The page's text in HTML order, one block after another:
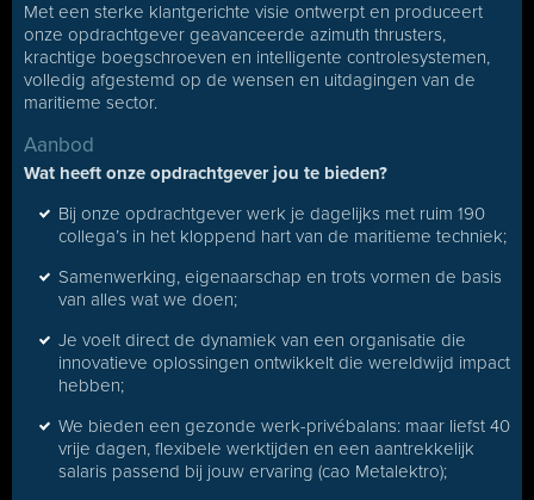
Met een sterke klantgerichte visie ontwerpt en produceert
onze opdrachtgever geavanceerde azimuth thrusters,
krachtige boegschroeven en intelligente controlesystemen,
volledig afgestemd op de wensen en uitdagingen van de
maritieme sector.
Aanbod
Wat heeft onze opdrachtgever jou te bieden?
Bij onze opdrachtgever werk je dagelijks met ruim 190
collega’s in het kloppend hart van de maritieme techniek;
Samenwerking, eigenaarschap en trots vormen de basis
van alles wat we doen;
Je voelt direct de dynamiek van een organisatie die
innovatieve oplossingen ontwikkelt die wereldwijd impact
hebben;
We bieden een gezonde werk-privébalans: maar liefst 40
vrije dagen, flexibele werktijden en een aantrekkelijk
salaris passend bij jouw ervaring (cao Metalektro);